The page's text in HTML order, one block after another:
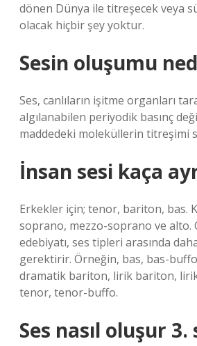
dönen Dünya ile titreşecek veya
olacak hiçbir şey yoktur.
Sesin oluşumu
Ses, canlıların işitme organları
algılanabilen periyodik basınç
maddedeki moleküllerin titreşimi
İnsan sesi kaça
Erkekler için; tenor, bariton, bas.
soprano, mezzo-soprano ve alto.
edebiyatı, ses tipleri arasında
gerektirir. Örneğin, bas, bas-
dramatik bariton, lirik bariton,
tenor, tenor-buffo.
Ses nasıl oluşur 3.